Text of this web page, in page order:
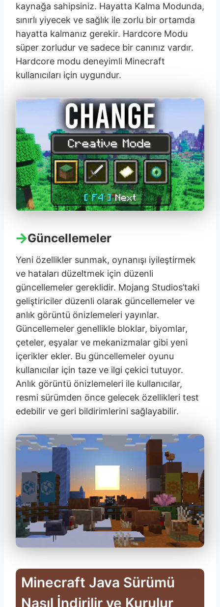
kaynağa sahipsiniz. Hayatta Kalma Modunda,
sınırlı yiyecek ve sağlık ile zorlu bir ortamda
hayatta kalmanız gerekir. Hardcore Modu
süper zorludur ve sadece bir canınız vardır.
Hardcore modu deneyimli Minecraft
kullanıcıları için uygundur.
Güncellemeler
Yeni özellikler sunmak, oynanışı iyileştirmek
ve hataları düzeltmek için düzenli
güncellemeler gereklidir. Mojang Studios’taki
geliştiriciler düzenli olarak güncellemeler ve
anlık görüntü önizlemeleri yayınlar.
Güncellemeler genellikle bloklar, biyomlar,
çeteler, eşyalar ve mekanizmalar gibi yeni
içerikler ekler. Bu güncellemeler oyunu
kullanıcılar için taze ve ilgi çekici tutuyor.
Anlık görüntü önizlemeleri ile kullanıcılar,
resmi sürümden önce gelecek özellikleri test
edebilir ve geri bildirimlerini sağlayabilir.
Minecraft Java Sürümü
Nasıl İndirilir ve Kurulur